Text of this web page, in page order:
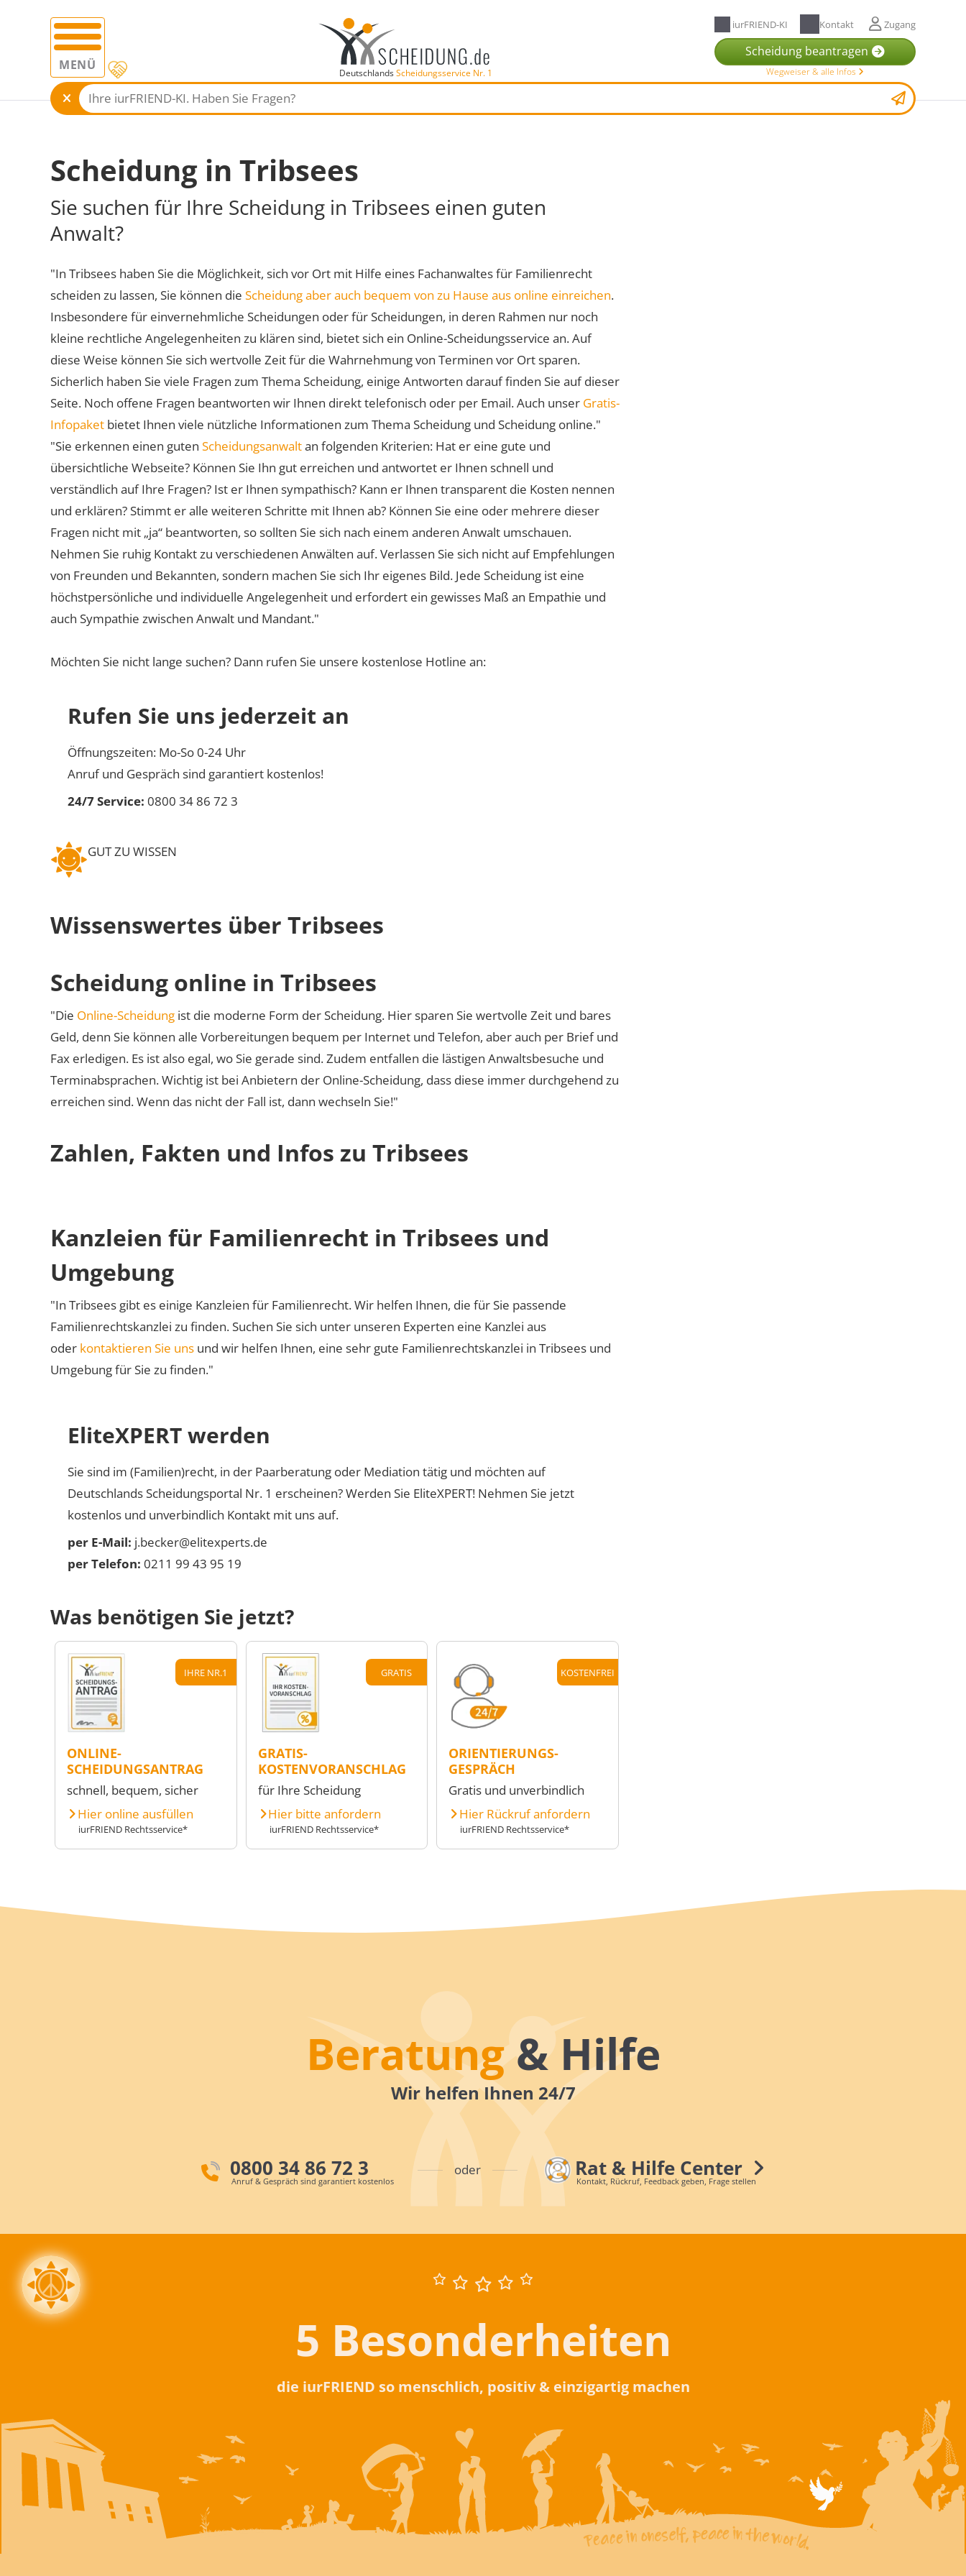
MENÜ DeutschlandsScheidungsservice Nr. 1
iurFRIEND-KI Kontakt Zugang
Scheidung beantragen
Wegweiser & alle Infos
Scheidung in Tribsees
Sie suchen für Ihre Scheidung in Tribsees einen guten
Anwalt?
"In Tribsees haben Sie die Möglichkeit, sich vor Ort mit Hilfe eines Fachanwaltes für Familienrecht
scheiden zu lassen, Sie können die Scheidung aber auch bequem von zu Hause aus online einreichen.
Insbesondere für einvernehmliche Scheidungen oder für Scheidungen, in deren Rahmen nur noch
kleine rechtliche Angelegenheiten zu klären sind, bietet sich ein Online-Scheidungsservice an. Auf
diese Weise können Sie sich wertvolle Zeit für die Wahrnehmung von Terminen vor Ort sparen.
Sicherlich haben Sie viele Fragen zum Thema Scheidung, einige Antworten darauf finden Sie auf dieser
Seite. Noch offene Fragen beantworten wir Ihnen direkt telefonisch oder per Email. Auch unser Gratis-
Infopaket bietet Ihnen viele nützliche Informationen zum Thema Scheidung und Scheidung online."
"Sie erkennen einen guten Scheidungsanwaltan folgenden Kriterien: Hat er eine gute und
übersichtliche Webseite? Können Sie Ihn gut erreichen und antwortet er Ihnen schnell und
verständlich auf Ihre Fragen? Ist er Ihnen sympathisch? Kann er Ihnen transparent die Kosten nennen
und erklären? Stimmt er alle weiteren Schritte mit Ihnen ab? Können Sie eine oder mehrere dieser
Fragen nicht mit „ja“ beantworten, so sollten Sie sich nach einem anderen Anwalt umschauen.
Nehmen Sie ruhig Kontakt zu verschiedenen Anwälten auf. Verlassen Sie sich nicht auf Empfehlungen
von Freunden und Bekannten, sondern machen Sie sich Ihr eigenes Bild. Jede Scheidung ist eine
höchstpersönliche und individuelle Angelegenheit und erfordert ein gewisses Maß an Empathie und
auch Sympathie zwischen Anwalt und Mandant."
Möchten Sie nicht lange suchen? Dann rufen Sie unsere kostenlose Hotline an:
Rufen Sie uns jederzeit an
Öffnungszeiten: Mo-So 0-24 Uhr
Anruf und Gespräch sind garantiert kostenlos!
24/7 Service: 0800 34 86 72 3
GUT ZU WISSEN
Wissenswertes über Tribsees
Scheidung online in Tribsees
"Die Online-Scheidung ist die moderne Form der Scheidung. Hier sparen Sie wertvolle Zeit und bares
Geld, denn Sie können alle Vorbereitungen bequem per Internet und Telefon, aber auch per Brief und
Fax erledigen. Es ist also egal, wo Sie gerade sind. Zudem entfallen die lästigen Anwaltsbesuche und
Terminabsprachen. Wichtig ist bei Anbietern der Online-Scheidung, dass diese immer durchgehend zu
erreichen sind. Wenn das nicht der Fall ist, dann wechseln Sie!"
Zahlen, Fakten und Infos zu Tribsees
Kanzleien für Familienrecht in Tribsees und
Umgebung
"In Tribsees gibt es einige Kanzleien für Familienrecht. Wir helfen Ihnen, die für Sie passende
Familienrechtskanzlei zu finden. Suchen Sie sich unter unseren Experten eine Kanzlei aus
oder kontaktieren Sie uns und wir helfen Ihnen, eine sehr gute Familienrechtskanzlei in Tribsees und
Umgebung für Sie zu finden."
EliteXPERT werden
Sie sind im (Familien)recht, in der Paarberatung oder Mediation tätig und möchten auf
Deutschlands Scheidungsportal Nr. 1 erscheinen? Werden Sie EliteXPERT! Nehmen Sie jetzt
kostenlos und unverbindlich Kontakt mit uns auf.
per E-Mail: j.becker@elitexperts.de
per Telefon: 0211 99 43 95 19
Was benötigen Sie jetzt?
IHRE NR.1
ONLINE-
SCHEIDUNGSANTRAG
schnell, bequem, sicher
Hier online ausfüllen
iurFRIEND Rechtsservice*
GRATIS
GRATIS-
KOSTENVORANSCHLAG
für Ihre Scheidung
Hier bitte anfordern
iurFRIEND Rechtsservice*
KOSTENFREI
ORIENTIERUNGS-
GESPRÄCH
Gratis und unverbindlich
Hier Rückruf anfordern
iurFRIEND Rechtsservice*
Beratung& Hilfe
Wir helfen Ihnen 24/7
0800 34 86 72 3
Anruf & Gespräch sind garantiert kostenlos
oder Rat & Hilfe Center
Kontakt, Rückruf, Feedback geben, Frage stellen
5 Besonderheiten
die iurFRIEND so menschlich, positiv & einzigartig machen